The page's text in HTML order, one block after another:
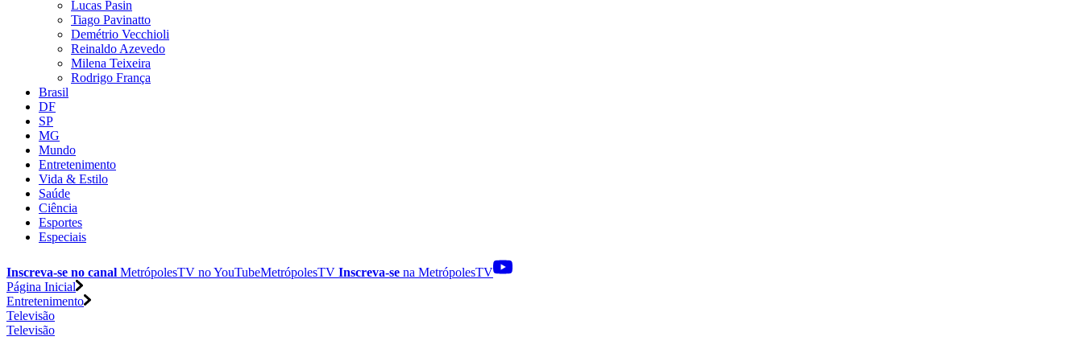
Lucas Pasin
Tiago Pavinatto
Demétrio Vecchioli
Reinaldo Azevedo
Milena Teixeira
Rodrigo França
Brasil
DF
SP
MG
Mundo
Entretenimento
Vida & Estilo
Saúde
Ciência
Esportes
Especiais
Inscreva-se no canal MetrópolesTV noYouTubeMetrópolesTV Inscreva-se na MetrópolesTV
Página Inicial
Entretenimento
Televisão
Televisão